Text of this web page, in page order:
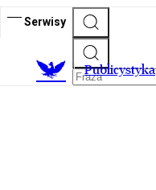
Serwisy
Publicystyka